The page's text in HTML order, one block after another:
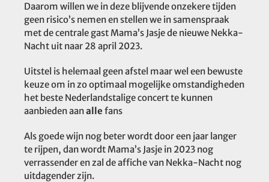
Daarom willen we in deze blijvende onzekere tijden
geen risico’s nemen en stellen we in samenspraak
met de centrale gast Mama’s Jasje de nieuwe Nekka-
Nacht uit naar 28 april 2023.
Uitstel is helemaal geen afstel maar wel een bewuste
keuze om in zo optimaal mogelijke omstandigheden
het beste Nederlandstalige concert te kunnen
aanbieden aanalle fans
Als goede wijn nog beter wordt door een jaar langer
te rijpen, dan wordt Mama’s Jasje in 2023 nog
verrassender en zal de affiche van Nekka-Nacht nog
uitdagender zijn.